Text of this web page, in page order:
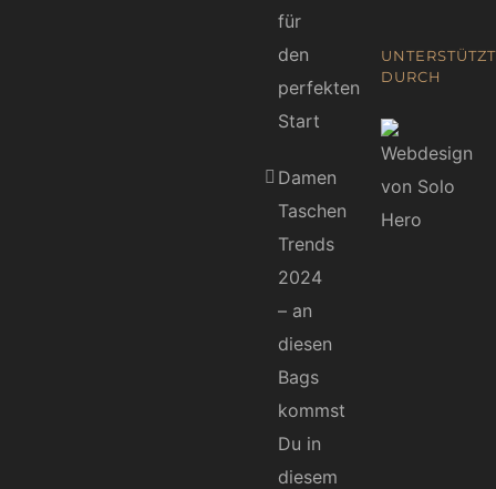
für
den
perfekten
Start
Damen
Taschen
Trends
2024
– an
diesen
Bags
kommst
Du in
diesem
UNTERSTÜTZT
DURCH